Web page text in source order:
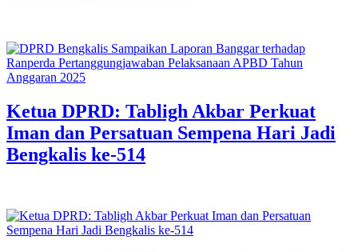
Ketua DPRD: Tabligh Akbar Perkuat
Iman dan Persatuan Sempena Hari Jadi
Bengkalis ke-514